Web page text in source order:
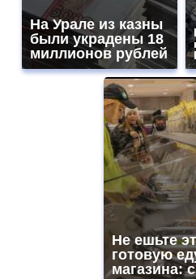
На Урале из казны
были украдены 18
миллионов рублей
Не ешьте
готовую
магазина: